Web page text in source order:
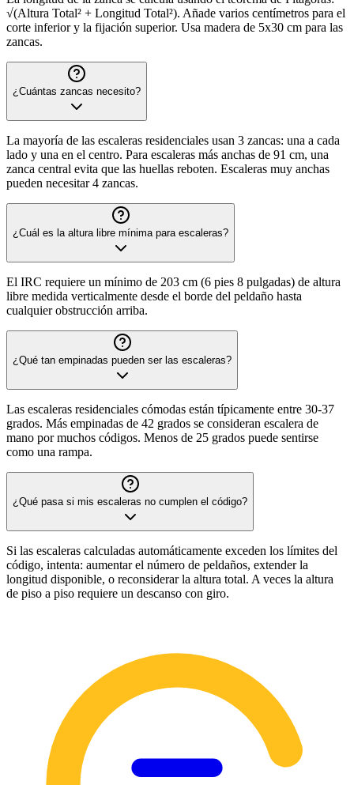
√(Altura Total² + Longitud Total²). Añade varios centímetros para el
corte inferior y la fijación superior. Usa madera de 5x30 cm para las
zancas.
¿Cuántas zancas necesito?
La mayoría de las escaleras residenciales usan 3 zancas: una a cada
lado y una en el centro. Para escaleras más anchas de 91 cm, una
zanca central evita que las huellas reboten. Escaleras muy anchas
pueden necesitar 4 zancas.
¿Cuál es la altura libre mínima para escaleras?
El IRC requiere un mínimo de 203 cm (6 pies 8 pulgadas) de altura
libre medida verticalmente desde el borde del peldaño hasta
cualquier obstrucción arriba.
¿Qué tan empinadas pueden ser las escaleras?
Las escaleras residenciales cómodas están típicamente entre 30-37
grados. Más empinadas de 42 grados se consideran escalera de
mano por muchos códigos. Menos de 25 grados puede sentirse
como una rampa.
¿Qué pasa si mis escaleras no cumplen el código?
Si las escaleras calculadas automáticamente exceden los límites del
código, intenta: aumentar el número de peldaños, extender la
longitud disponible, o reconsiderar la altura total. A veces la altura
de piso a piso requiere un descanso con giro.